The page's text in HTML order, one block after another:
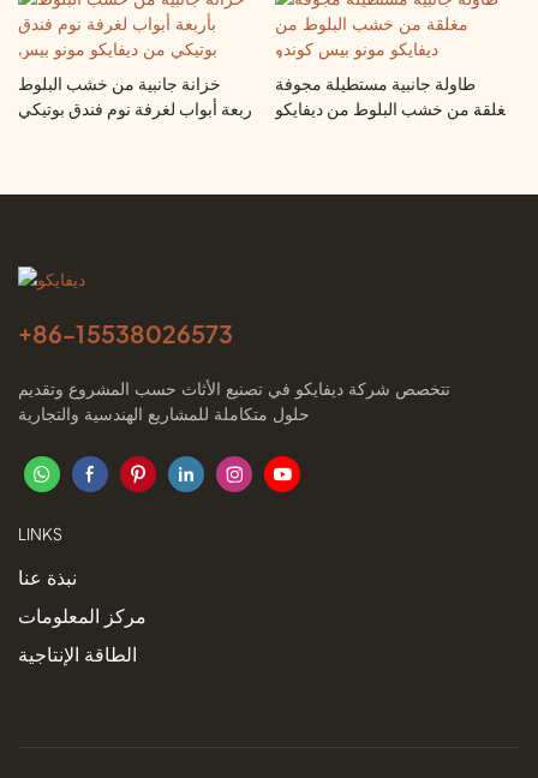
خزانة جانبية من خشب البلوط
بأربعة أبواب لغرفة نوم فندق بوتيكي
طاولة جانبية مستطيلة مجوفة
مغلقة من خشب البلوط من ديفايكو
+86-15538026573
تتخصص شركة ديفايكو في تصنيع الأثاث حسب المشروع وتقديم
حلول متكاملة للمشاريع الهندسية والتجارية
LINKS
نبذة عنا
مركز المعلومات
الطاقة الإنتاجية